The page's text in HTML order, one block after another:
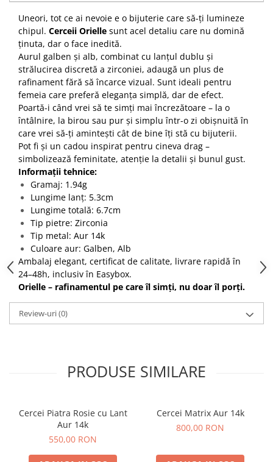
Uneori, tot ce ai nevoie e o bijuterie care să-ți lumineze
chipul. Cerceii Orielle sunt acel detaliu care nu domină
ținuta, dar o face inedită.
Aurul galben și alb, combinat cu lanțul dublu și
strălucirea discretă a zirconiei, adaugă un plus de
rafinament fără să încarce vizual. Sunt ideali pentru
femeia care preferă eleganța simplă, dar de efect.
Poartă-i când vrei să te simți mai încrezătoare – la o
întâlnire, la birou sau pur și simplu într-o zi obișnuită în
care vrei să-ți amintești cât de bine îți stă cu bijuterii.
Pot fi și un cadou inspirat pentru cineva drag –
simbolizează feminitate, atenție la detalii și bunul gust.
Informații tehnice:
Gramaj: 1.94g
Lungime lanț: 5.3cm
Lungime totală: 6.7cm
Tip pietre: Zirconia
Tip metal: Aur 14k
Culoare aur: Galben, Alb
Ambalaj elegant, certificat de calitate, livrare rapidă în
24–48h, inclusiv în Easybox.
Orielle – rafinamentul pe care îl simți, nu doar îl porți.
Review-uri(0)
PRODUSE SIMILARE
Cercei Piatra Rosie cu Lant
Aur 14k
550,00 RON
Cercei Matrix Aur 14k
800,00 RON